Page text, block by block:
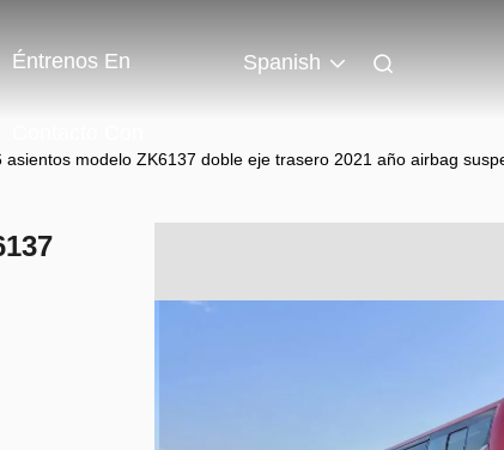
Éntrenos En Spanish
asientos modelo ZK6137 doble eje trasero 2021 año airbag